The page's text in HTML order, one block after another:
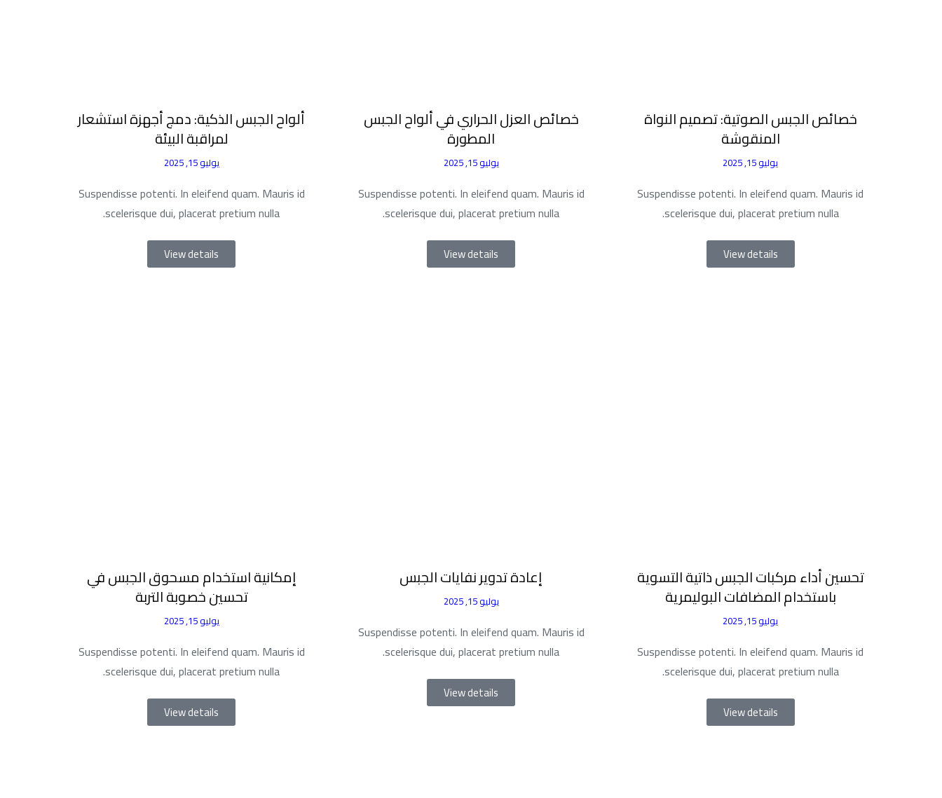
خصائص الجبس الصوتية: تصميم النواة
المنقوشة
يوليو 15, 2025
Suspendisse potenti. In eleifend quam. Mauris id
scelerisque dui, placerat pretium nulla.
View details
خصائص العزل الحراري في ألواح الجبس
المطورة
يوليو 15, 2025
Suspendisse potenti. In eleifend quam. Mauris id
scelerisque dui, placerat pretium nulla.
View details
ألواح الجبس الذكية: دمج أجهزة استشعار
لمراقبة البيئة
يوليو 15, 2025
Suspendisse potenti. In eleifend quam. Mauris id
scelerisque dui, placerat pretium nulla.
View details
تحسين أداء مركبات الجبس ذاتية التسوية
باستخدام المضافات البوليمرية
يوليو 15, 2025
Suspendisse potenti. In eleifend quam. Mauris id
scelerisque dui, placerat pretium nulla.
View details
إعادة تدوير نفايات الجبس
يوليو 15, 2025
Suspendisse potenti. In eleifend quam. Mauris id
scelerisque dui, placerat pretium nulla.
View details
إمكانية استخدام مسحوق الجبس في
تحسين خصوبة التربة
يوليو 15, 2025
Suspendisse potenti. In eleifend quam. Mauris id
scelerisque dui, placerat pretium nulla.
View details